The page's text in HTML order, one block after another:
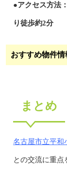
●アクセス方法
り徒歩約2分
おすすめ物件情
まとめ
名古屋市立平和
との交流に重